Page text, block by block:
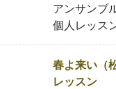
アンサンブ
個人レッス
春よ来い（
レッスン